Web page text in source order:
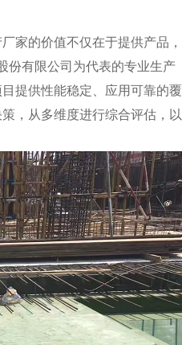
家的价值不仅在于提供产品，
份有限公司为代表的专业生产
提供性能稳定、应用可靠的覆
，从多维度进行综合评估，以